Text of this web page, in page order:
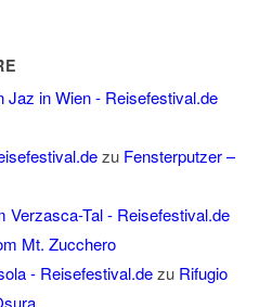
Jaz in Wien - Reisefestival.de
zu Fensterputzer –
Verzasca-Tal - Reisefestival.de
Mt. Zucchero
- Reisefestival.dezu Rifugio